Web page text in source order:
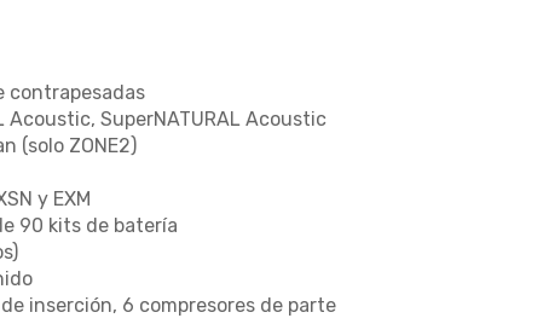
contrapesadas
Acoustic, SuperNATURAL Acoustic
(solo ZONE2)
y EXM
90 kits de batería
inserción, 6 compresores de parte